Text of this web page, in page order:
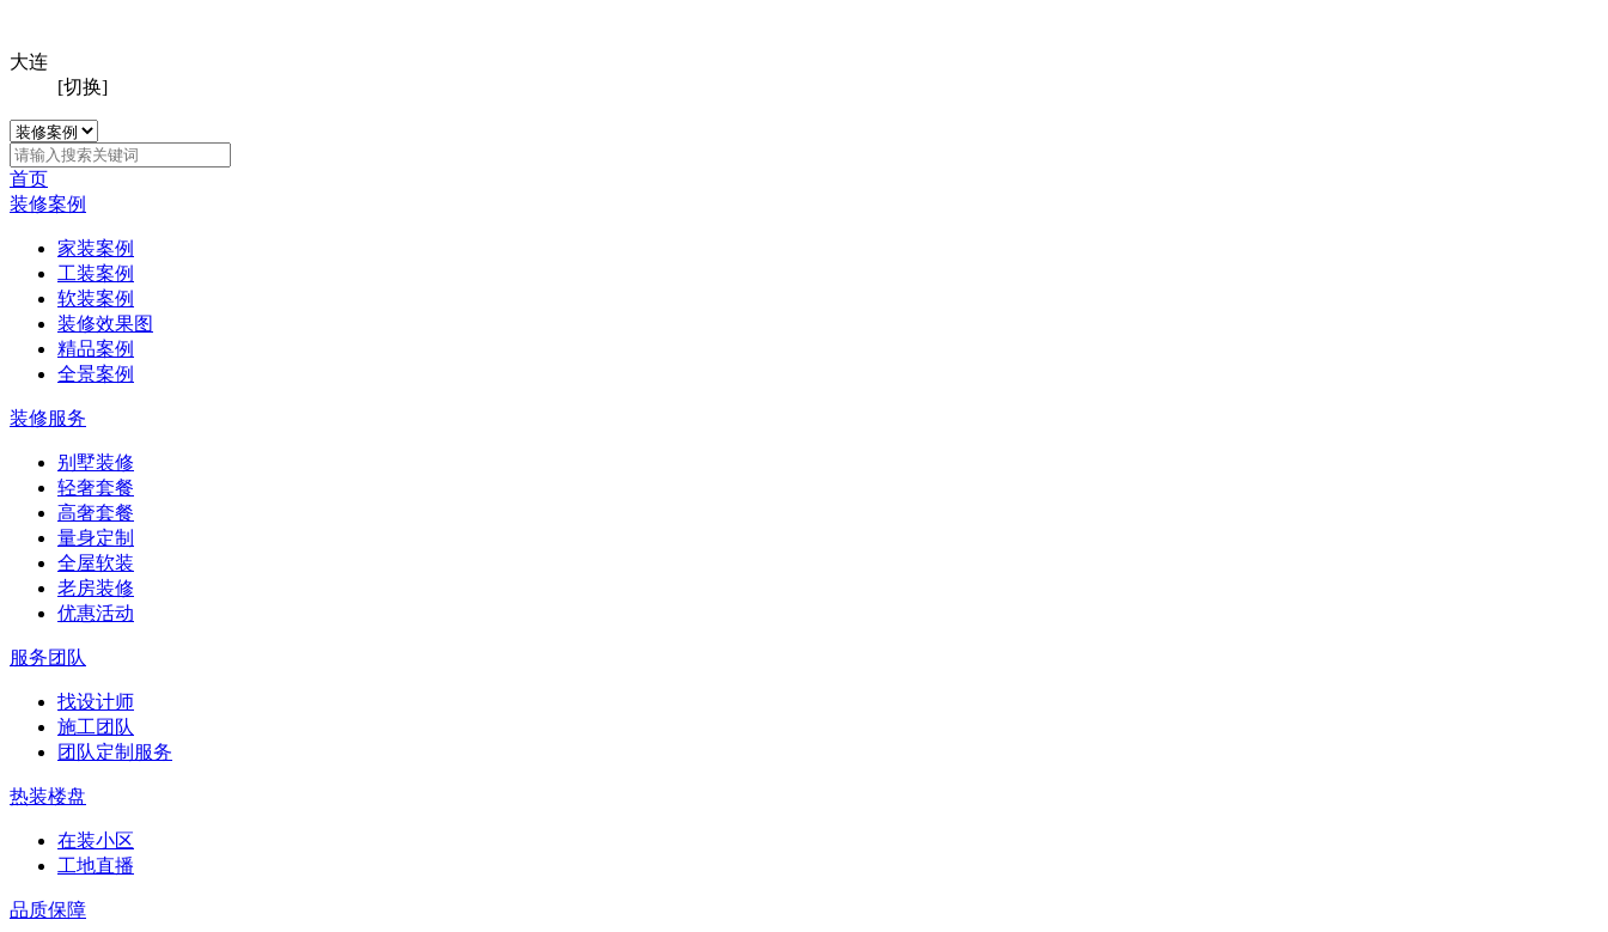
大连
[切换]
首页
装修案例
家装案例
工装案例
软装案例
装修效果图
精品案例
全景案例
装修服务
别墅装修
轻奢套餐
高奢套餐
量身定制
全屋软装
老房装修
优惠活动
服务团队
找设计师
施工团队
团队定制服务
热装楼盘
在装小区
工地直播
品质保障